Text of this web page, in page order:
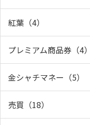
紅葉（4）
プレミアム商品券（4）
金シャチマネー（5）
売買（18）